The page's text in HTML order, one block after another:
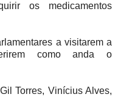
os medicamentos
a visitarem a
como anda o
Torres, Vinícius Alves,